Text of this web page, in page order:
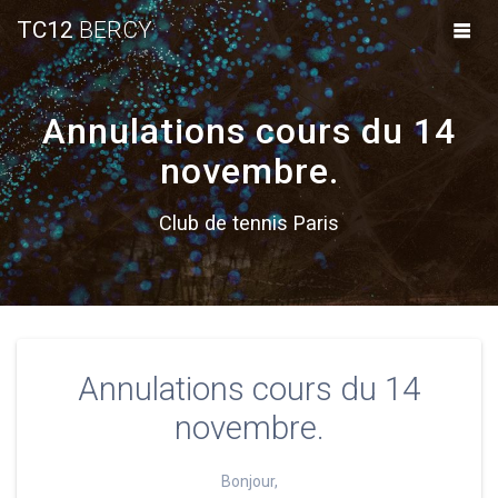
Skip
to
content
TC12BERCY
Annulations cours du 14
novembre.
Club de tennis Paris
Annulations cours du 14
novembre.
Bonjour,